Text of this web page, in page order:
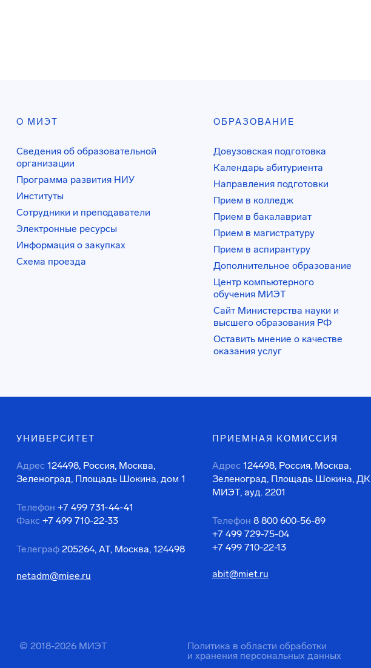
О МИЭТ
Сведения об образовательной
организации
Программа развития НИУ
Институты
Сотрудники и преподаватели
Электронные ресурсы
Информация о закупках
Схема проезда
ОБРАЗОВАНИЕ
Довузовская подготовка
Календарь абитуриента
Направления подготовки
Прием в колледж
Прием в бакалавриат
Прием в магистратуру
Прием в аспирантуру
Дополнительное образование
Центр компьютерного
обучения МИЭТ
Сайт Министерства науки и
высшего образования РФ
Оставить мнение о качестве
оказания услуг
УНИВЕРСИТЕТ
Адрес 124498, Россия, Москва,
Зеленоград, Площадь Шокина, дом 1
Телефон +7 499 731-44-41
Факс +7 499 710-22-33
Телеграф 205264, АТ, Москва, 124498
netadm@miee.ru
ПРИЕМНАЯ КОМИССИЯ
Адрес 124498, Россия, Москва,
Зеленоград, Площадь Шокина, ДК
МИЭТ, ауд. 2201
Телефон 8 800 600-56-89
+7 499 729-75-04
+7 499 710-22-13
abit@miet.ru
© 2018-2026 МИЭТ
Политика в области обработки
и хранения персональных данных